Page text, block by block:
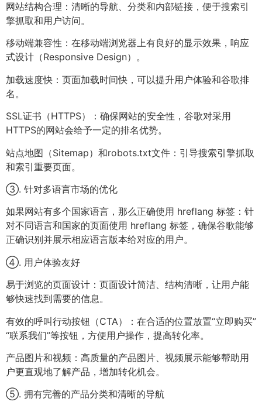
网站结构合理：清晰的导航、分类和内部链接，便于搜索引
擎抓取和用户访问。
移动端兼容性：在移动端浏览器上有良好的显示效果，响应
式设计（Responsive Design）。
加载速度快：页面加载时间快，可以提升用户体验和谷歌排
名。
SSL证书（HTTPS）：确保网站的安全性，谷歌对采用
HTTPS的网站会给予一定的排名优势。
站点地图（Sitemap）和robots.txt文件：引导搜索引擎抓取
和索引重要页面。
③. 针对多语言市场的优化
如果网站有多个国家语言，那么正确使用 hreflang 标签：针
对不同语言和国家的页面使用 hreflang 标签，确保谷歌能够
正确识别并展示相应语言版本给对应的用户。
④. 用户体验友好
易于浏览的页面设计：页面设计简洁、结构清晰，让用户能
够快速找到需要的信息。
有效的呼叫行动按钮（CTA）：在合适的位置放置“立即购买”
“联系我们”等按钮，方便用户操作，提高转化率。
产品图片和视频：高质量的产品图片、视频展示能够帮助用
户更直观地了解产品，增加转化机会。
⑤. 拥有完善的产品分类和清晰的导航